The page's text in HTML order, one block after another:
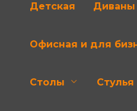
Детская Диваны
Офисная и для
Столы Стулья